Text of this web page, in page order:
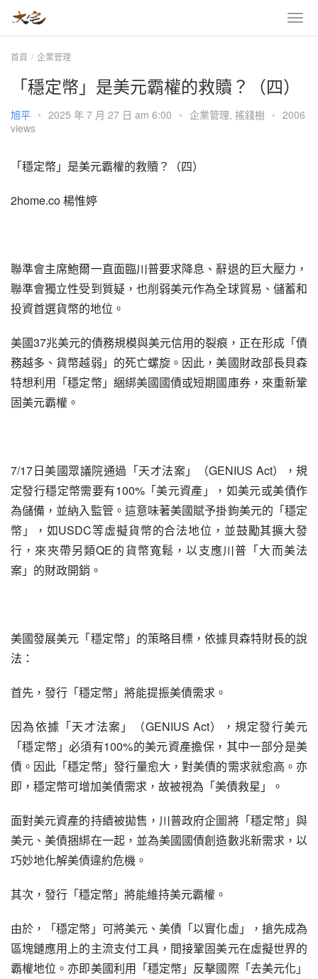
首頁 企業管理
「穩定幣」是美元霸權的救贖？（四）
旭平 • 2025 年 7 月 27 日 am 6:00 • 企業管理, 搖錢樹 • 2006
views
「穩定幣」是美元霸權的救贖？（四）
2home.co 楊惟婷
聯準會主席鮑爾一直面臨川普要求降息、辭退的巨大壓力，
聯準會獨立性受到質疑，也削弱美元作為全球貿易、儲蓄和
投資首選貨幣的地位。
美國37兆美元的債務規模與美元信用的裂痕，正在形成「債
務越多、貨幣越弱」的死亡螺旋。因此，美國財政部長貝森
特想利用「穩定幣」綑綁美國國債或短期國庫券，來重新鞏
固美元霸權。
7/17日美國眾議院通過「天才法案」（GENIUS Act），規
定發行穩定幣需要有100%「美元資產」，如美元或美債作
為儲備，並納入監管。這意味著美國賦予掛鉤美元的「穩定
幣」，如USDC等虛擬貨幣的合法地位，並鼓勵其擴大發
行，來夾帶另類QE的貨幣寬鬆，以支應川普「大而美法
案」的財政開銷。
美國發展美元「穩定幣」的策略目標，依據貝森特財長的說
法：
首先，發行「穩定幣」將能提振美債需求。
因為依據「天才法案」（GENIUS Act），規定發行美元
「穩定幣」必須有100%的美元資產擔保，其中一部分是美
債。因此「穩定幣」發行量愈大，對美債的需求就愈高。亦
即，穩定幣可增加美債需求，故被視為「美債救星」。
面對美元資產的持續被拋售，川普政府企圖將「穩定幣」與
美元、美債捆綁在一起，並為美國國債創造數兆新需求，以
巧妙地化解美債違約危機。
其次，發行「穩定幣」將能維持美元霸權。
由於，「穩定幣」可將美元、美債「以實化虛」，搶先成為
區塊鏈應用上的主流支付工具，間接鞏固美元在虛擬世界的
霸權地位。亦即美國利用「穩定幣」反擊國際「去美元化」